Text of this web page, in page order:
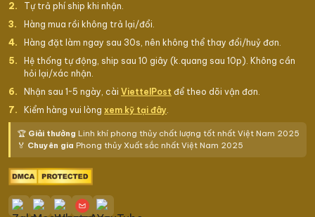
Tự trả phí ship khi nhận.
Hàng mua rồi không trả lại/đổi.
Hàng đặt làm ngay sau 30s, nên không thể thay đổi/huỷ đơn.
Hệ thống tự động, ship sau 10 giây (k.quang sau 10p). Không cần
hỏi lại/xác nhận.
Nhận sau 1~5 ngày, cài ViettelPost để theo dõi vận đơn.
Kiểm hàng vui lòng xem kỹ tại đây.
🏆 Giải thưởng Linh khí phong thủy chất lượng tốt nhất Việt Nam 2025
🏅 Chuyên gia Phong thủy Xuất sắc nhất Việt Nam 2025